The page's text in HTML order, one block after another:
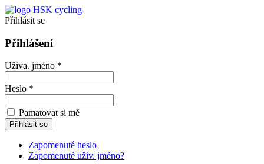
Přihlásit se
Přihlášení
Uživa. jméno *
Heslo *
Pamatovat si mě
Zapomenuté heslo
Zapomenuté uživ. jméno?